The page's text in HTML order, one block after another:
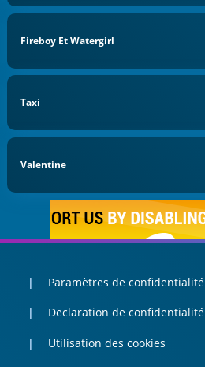
Fireboy Et Watergirl
Taxi
Valentine
Paramètres de confidentialité
Declaration de confidentialité
Utilisation des cookies